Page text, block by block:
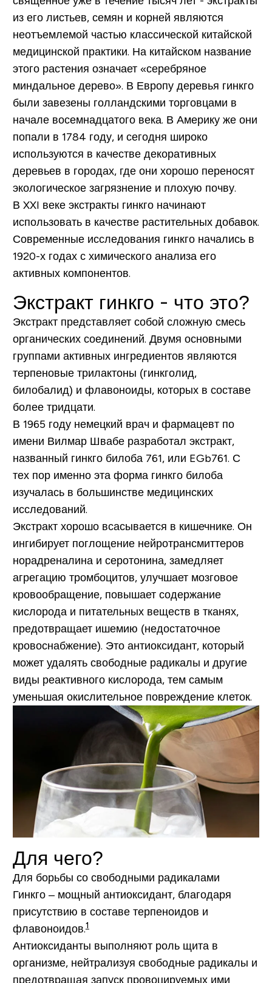
из его листьев, семян и корней являются
неотъемлемой частью классической китайской
медицинской практики. На китайском название
этого растения означает «серебряное
миндальное дерево». В Европу деревья гинкго
были завезены голландскими торговцами в
начале восемнадцатого века. В Америку же они
попали в 1784 году, и сегодня широко
используются в качестве декоративных
деревьев в городах, где они хорошо переносят
экологическое загрязнение и плохую почву.
В XXI веке экстракты гинкго начинают
использовать в качестве растительных добавок.
Современные исследования гинкго начались в
1920-х годах с химического анализа его
активных компонентов.
Экстракт гинкго - что это?
Экстракт представляет собой сложную смесь
органических соединений. Двумя основными
группами активных ингредиентов являются
терпеновые трилактоны (гинкголид,
билобалид) и флавоноиды, которых в составе
более тридцати.
В 1965 году немецкий врач и фармацевт по
имени Вилмар Швабе разработал экстракт,
названный гинкго билоба 761, или EGb761. С
тех пор именно эта форма гинкго билоба
изучалась в большинстве медицинских
исследований.
Экстракт хорошо всасывается в кишечнике. Он
ингибирует поглощение нейротрансмиттеров
норадреналина и серотонина, замедляет
агрегацию тромбоцитов, улучшает мозговое
кровообращение, повышает содержание
кислорода и питательных веществ в тканях,
предотвращает ишемию (недостаточное
кровоснабжение). Это антиоксидант, который
может удалять свободные радикалы и другие
виды реактивного кислорода, тем самым
уменьшая окислительное повреждение клеток.
Для чего?
Для борьбы со свободными радикалами
Гинкго – мощный антиоксидант, благодаря
присутствию в составе терпеноидов и
флавоноидов.1
Антиоксиданты выполняют роль щита в
организме, нейтрализуя свободные радикалы и
предотвращая запуск провоцируемых ими